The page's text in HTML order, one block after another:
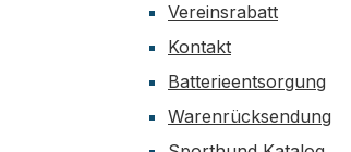
Vereinsrabatt
Kontakt
Batterieentsorgung
Warenrücksendung